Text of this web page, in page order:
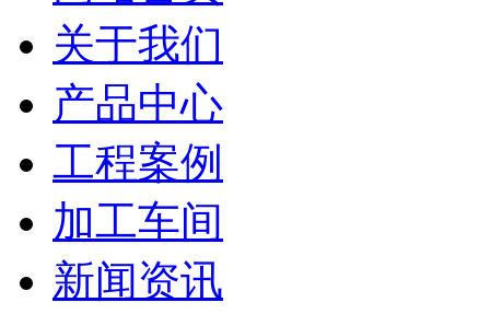
关于我们
产品中心
工程案例
加工车间
新闻资讯